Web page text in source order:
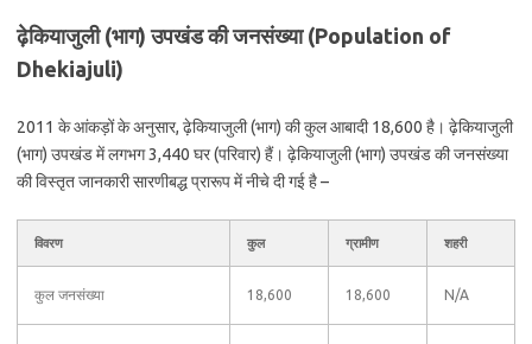
ढ़ेकियाजुली (भाग) उपखंड की जनसंख्या (Population of
Dhekiajuli)
2011 के आंकड़ों के अनुसार, ढ़ेकियाजुली (भाग) की कुल आबादी 18,600 है। ढ़ेकियाजुली
(भाग) उपखंड में लगभग 3,440 घर (परिवार) हैं। ढ़ेकियाजुली (भाग) उपखंड की जनसंख्या
की विस्तृत जानकारी सारणीबद्ध प्रारूप में नीचे दी गई है –
विवरण कुल ग्रामीण शहरी
कुल जनसंख्या 18,600 18,600 N/A